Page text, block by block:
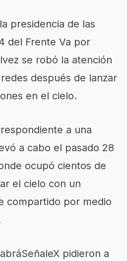
presidencia de las
del Frente Va por
se robó la atención
después de lanzar
en el cielo.
a una
a cabo el pasado 28
ocupó cientos de
el cielo con un
compartido por medio
pidieron a